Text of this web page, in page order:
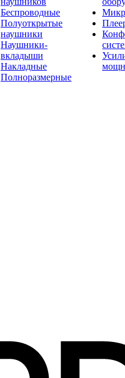
Беспроводные
Полуоткрытые
наушники
Наушники-
вкладыши
Накладные
Полноразмерные